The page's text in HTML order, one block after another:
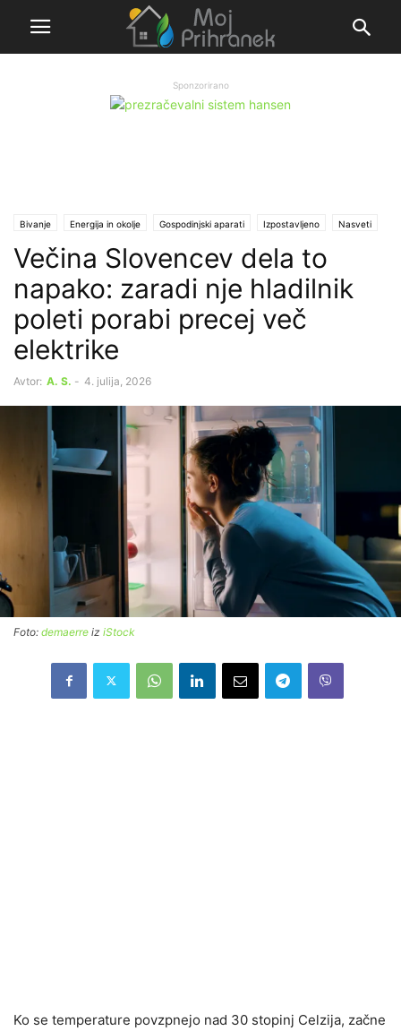
Sponzorirano
Bivanje Energija in okolje Gospodinjski aparati Izpostavljeno Nasveti
Ogrevanje in hlajenje
Večina Slovencev dela to
napako: zaradi nje hladilnik
poleti porabi precej več
elektrike
Avtor: A. S. - 4. julija, 2026
Foto: demaerre iz iStock
Ko se temperature povzpnejo nad 30 stopinj Celzija, začne